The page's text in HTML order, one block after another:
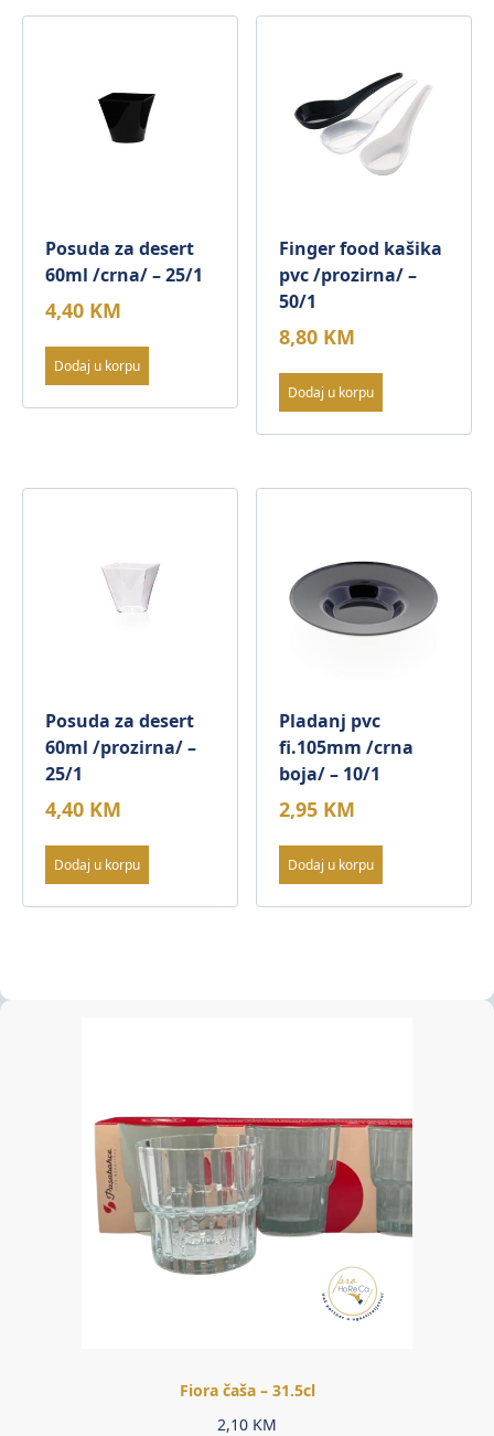
Posuda za desert
60ml /crna/ – 25/1
4,40 KM
Dodaj u korpu
Finger food kašika
pvc /prozirna/ –
50/1
8,80 KM
Dodaj u korpu
Posuda za desert
60ml /prozirna/ –
25/1
4,40 KM
Dodaj u korpu
Pladanj pvc
fi.105mm /crna
boja/ – 10/1
2,95 KM
Dodaj u korpu
Fiora čaša – 31.5cl
2,10 KM